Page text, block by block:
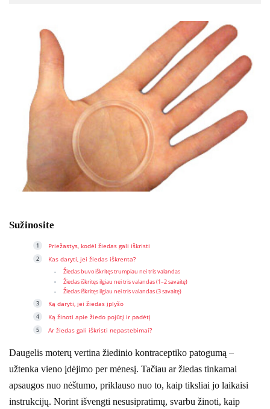
Sužinosite
Priežastys, kodėl žiedas gali iškristi
Kas daryti, jei žiedas iškrenta?
Žiedas buvo iškritęs trumpiau nei tris valandas
Žiedas iškritęs ilgiau nei tris valandas (1–2 savaitę)
Žiedas iškritęs ilgiau nei tris valandas (3 savaitę)
Ką daryti, jei žiedas įplyšo
Ką žinoti apie žiedo pojūtį ir padėtį
Ar žiedas gali iškristi nepastebimai?
Daugelis moterų vertina žiedinio kontraceptiko patogumą –
užtenka vieno įdėjimo per mėnesį. Tačiau ar žiedas tinkamai
apsaugos nuo nėštumo, priklauso nuo to, kaip tiksliai jo laikaisi
instrukcijų. Norint išvengti nesusipratimų, svarbu žinoti, kaip